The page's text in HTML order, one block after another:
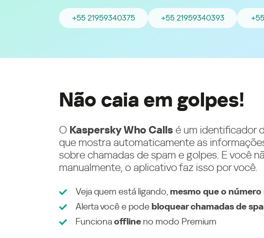
+55 21959340375 +55 21959340393
Não caia em golpes!
O Kaspersky Who Calls é um identificador
que mostra automaticamente as
sobre chamadas de spam e golpes. E você
manualmente, o aplicativo faz isso por você.
Veja quem está ligando, mesmo que o
Alerta você e podebloquear chamadas de
Funcionaoffline no modo Premium